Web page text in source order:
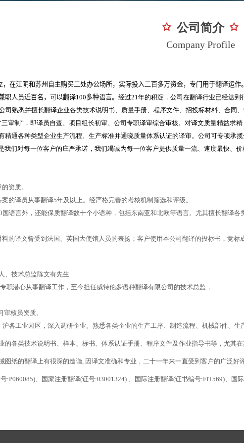
公司简介
Company Profile
，在江阴和苏州自主购买二处办公场所，实际投入二百多万资金，专门用于翻译运作
人员近百名，可以翻译100多种语言。 经过21年的积淀，公司在翻译行业已经达到
司熟悉并擅长翻译企业各类技术说明书、质量手册、程序文件、招投标材料、合同
审制”，即译员自查、项目组长初审、公司专职译审综合审核。对译文质量精益求
精通各种类型企业生产流程、生产标准并通晓质量体系认证的译审。公司可专项承
我们对每一位客户的庄严承诺，我们竭诚为每一位客户提供质量一流、速度最快、价
资质。
的译员从事翻译5年及以上。经严格完善的考核机制筛选和评级。
语言外，还能保质翻译数十个小语种，包括东南亚和北欧等语言。尤其擅长翻译
的译文曾受到法国、英国大使馆人员的表扬；客户使用本公司翻译的投标书，竞标
、技术总监陈文有先生
职潜心从事翻译工作，至今担任威特伦多语种翻译有限公司的技术总监，
核员资质。
各工业园区，深入调研企业。熟悉各类企业的生产工序、制造流程、机械部件、生
的各类技术说明书、样本、标书、体系认证手册、程序文件及作业指导书等，尤其在
图纸的翻译上有很深的造诣, 因译文准确和专业，二十一年来一直受到客户的广泛好评
:P060085)、国家注册翻译(证号:03001324) 、国际注册翻译(证书编号:FIT569)、国